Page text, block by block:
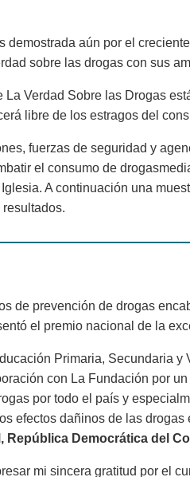
demostrada aún por el
sobre las drogas con sus
La Verdad Sobre las Drogas
libre de los estragos del
fuerzas de seguridad y
el consumo de
A continuación una
de prevención de drogas
el premio nacional de la
Primaria, Secundaria
con La Fundación por
por todo el país y
efectos dañinos de las drogas
República Democrática del
mi sincera gratitud por el